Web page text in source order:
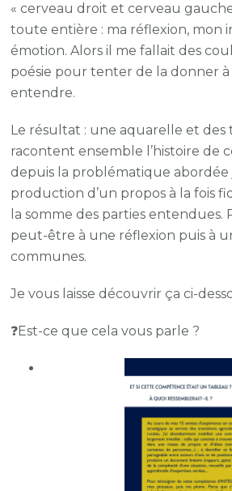
« cerveau droit et cerveau
toute entière : ma réflexion, mon
émotion. Alors il me fallait des
poésie pour tenter de la donner à
entendre.
Le résultat : une aquarelle et des
racontent ensemble l’histoire de
depuis la problématique abordée
production d’un propos à la fois
la somme des parties entendues.
peut-être à une réflexion puis à
communes.
Je vous laisse découvrir ça ci-
❓Est-ce que cela vous parle ?